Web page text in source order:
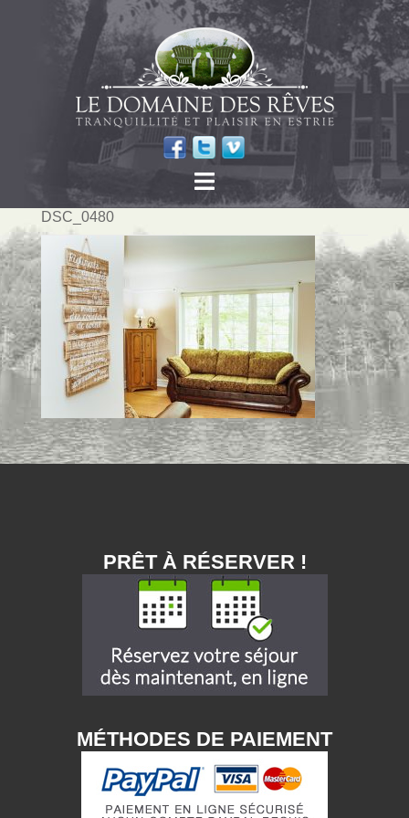
DSC_0480
PRÊT À RÉSERVER !
MÉTHODES DE PAIEMENT